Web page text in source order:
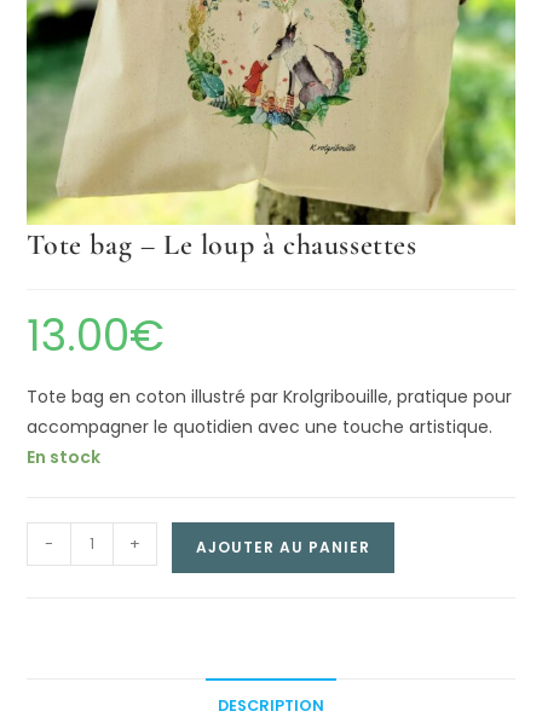
Tote bag – Le loup à chaussettes
13.00€
Tote bag en coton illustré par Krolgribouille, pratique pour
accompagner le quotidien avec une touche artistique.
En stock
bag
- + AJOUTER AU PANIER
DESCRIPTION